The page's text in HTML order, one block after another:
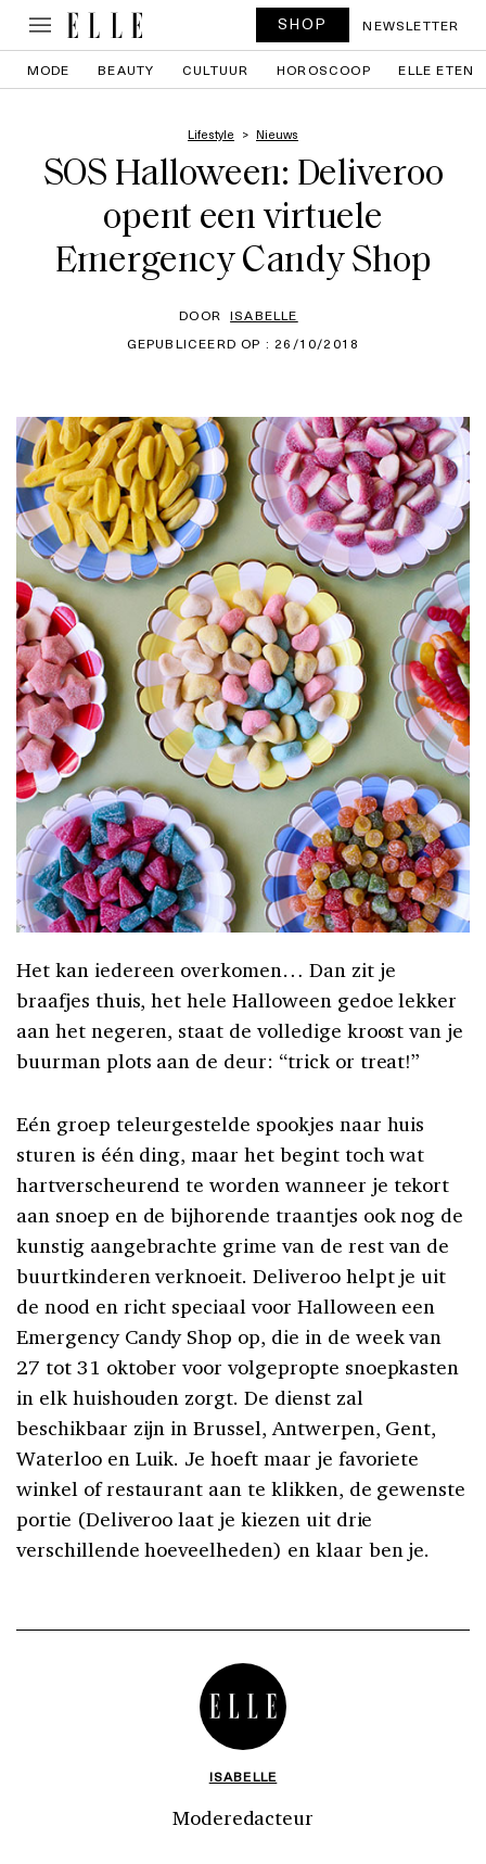
SHOP NEWSLETTER
MODE BEAUTY CULTUUR HOROSCOOP ELLE ETEN
Lifestyle Nieuws
SOS Halloween: Deliveroo
opent een virtuele
Emergency Candy Shop
DOOR ISABELLE
GEPUBLICEERD OP : 26/10/2018
Het kan iedereen overkomen… Dan zit je
braafjes thuis, het hele Halloween gedoe lekker
aan het negeren, staat de volledige kroost van je
buurman plots aan de deur: “trick or treat!”
Eén groep teleurgestelde spookjes naar huis
sturen is één ding, maar het begint toch wat
hartverscheurend te worden wanneer je tekort
aan snoep en de bijhorende traantjes ook nog de
kunstig aangebrachte grime van de rest van de
buurtkinderen verknoeit. Deliveroo helpt je uit
de nood en richt speciaal voor Halloween een
Emergency Candy Shop op, die in de week van
27 tot 31 oktober voor volgepropte snoepkasten
in elk huishouden zorgt. De dienst zal
beschikbaar zijn in Brussel, Antwerpen, Gent,
Waterloo en Luik. Je hoeft maar je favoriete
winkel of restaurant aan te klikken, de gewenste
portie (Deliveroo laat je kiezen uit drie
verschillende hoeveelheden) en klaar ben je.
ISABELLE
Moderedacteur